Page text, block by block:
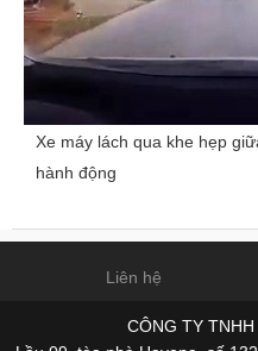
Xe máy lách qua khe hẹp
hành động
Liên hệ
CÔNG TY